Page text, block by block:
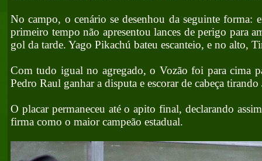
No campo, o cenário se desenhou da seguinte forma:
primeiro tempo não apresentou lances de perigo para
gol da tarde. Yago Pikachú bateu escanteio, e no alto,
Com tudo igual no agregado, o Vozão foi para cima
Pedro Raul ganhar a disputa e escorar de cabeça
O placar permaneceu até o apito final, declarando
firma como o maior campeão estadual.